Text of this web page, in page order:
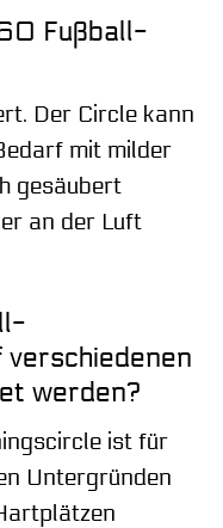
Fußball-
Der Circle kann
mit milder
gesäubert
an der Luft
werden?
ist für
Untergründen